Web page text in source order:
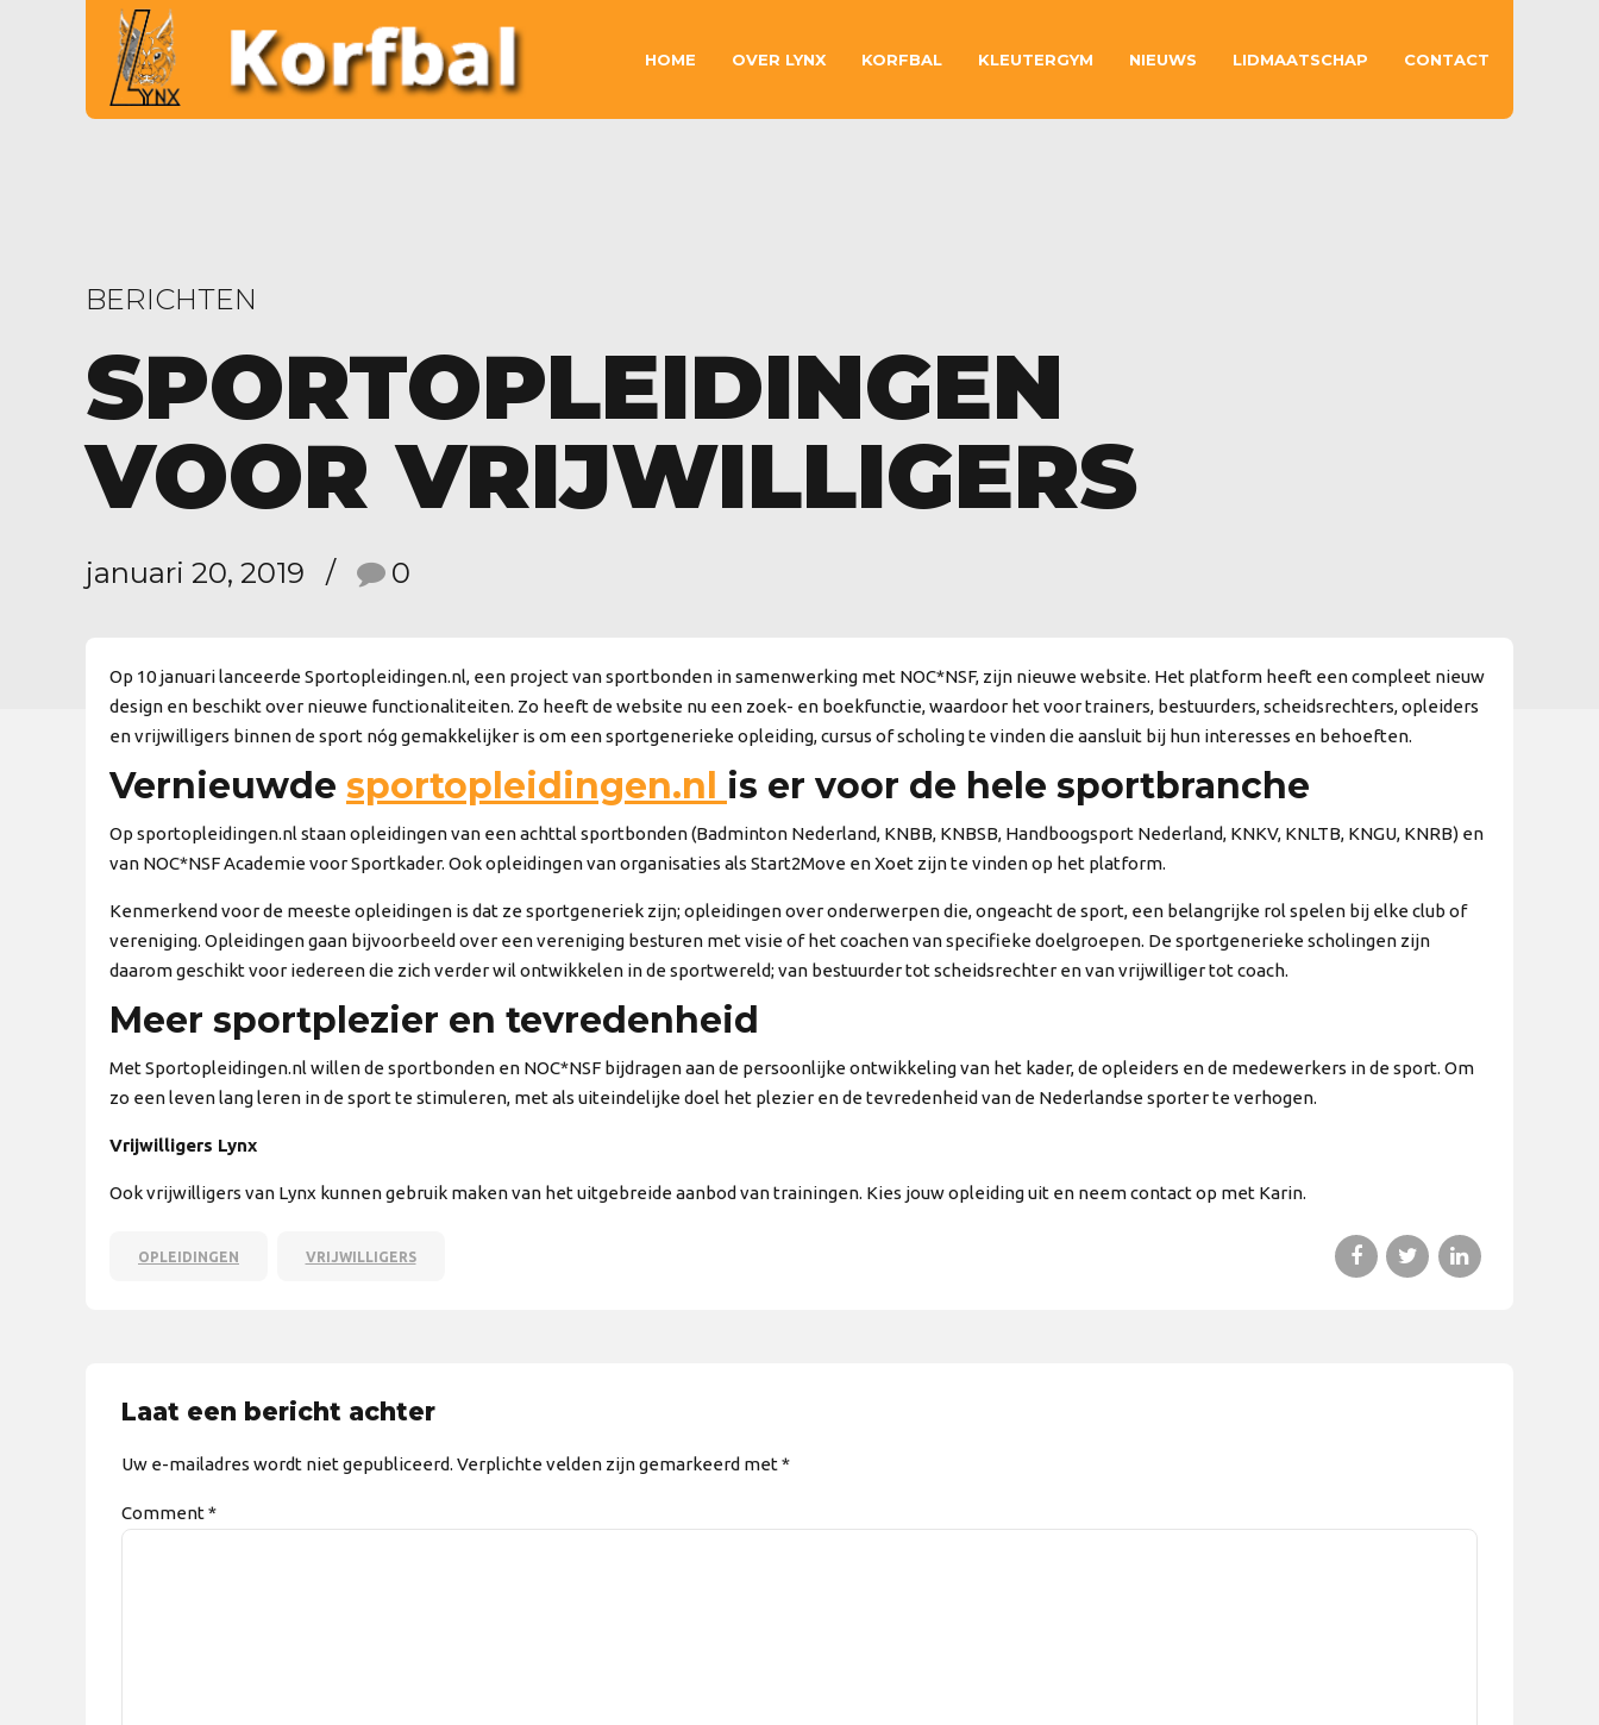
HOME OVER LYNX KORFBAL KLEUTERGYM NIEUWS LIDMAATSCHAP CONTACT
BERICHTEN
SPORTOPLEIDINGEN
VOOR VRIJWILLIGERS
januari 20, 2019 0
Op 10 januari lanceerde Sportopleidingen.nl, een project van sportbonden in samenwerking met NOC*NSF, zijn nieuwe website. Het platform heeft een compleet nieuw
design en beschikt over nieuwe functionaliteiten. Zo heeft de website nu een zoek- en boekfunctie, waardoor het voor trainers, bestuurders, scheidsrechters, opleiders
en vrijwilligers binnen de sport nóg gemakkelijker is om een sportgenerieke opleiding, cursus of scholing te vinden die aansluit bij hun interesses en behoeften.
Vernieuwde sportopleidingen.nl is er voor de hele sportbranche
Op sportopleidingen.nl staan opleidingen van een achttal sportbonden (Badminton Nederland, KNBB, KNBSB, Handboogsport Nederland, KNKV, KNLTB, KNGU, KNRB) en
van NOC*NSF Academie voor Sportkader. Ook opleidingen van organisaties als Start2Move en Xoet zijn te vinden op het platform.
Kenmerkend voor de meeste opleidingen is dat ze sportgeneriek zijn; opleidingen over onderwerpen die, ongeacht de sport, een belangrijke rol spelen bij elke club of
vereniging. Opleidingen gaan bijvoorbeeld over een vereniging besturen met visie of het coachen van specifieke doelgroepen. De sportgenerieke scholingen zijn
daarom geschikt voor iedereen die zich verder wil ontwikkelen in de sportwereld; van bestuurder tot scheidsrechter en van vrijwilliger tot coach.
Meer sportplezier en tevredenheid
Met Sportopleidingen.nl willen de sportbonden en NOC*NSF bijdragen aan de persoonlijke ontwikkeling van het kader, de opleiders en de medewerkers in de sport. Om
zo een leven lang leren in de sport te stimuleren, met als uiteindelijke doel het plezier en de tevredenheid van de Nederlandse sporter te verhogen.
Vrijwilligers Lynx
Ook vrijwilligers van Lynx kunnen gebruik maken van het uitgebreide aanbod van trainingen. Kies jouw opleiding uit en neem contact op met Karin.
OPLEIDINGEN VRIJWILLIGERS
Laat een bericht achter
Uw e-mailadres wordt niet gepubliceerd. Verplichte velden zijn gemarkeerd met *
Comment*